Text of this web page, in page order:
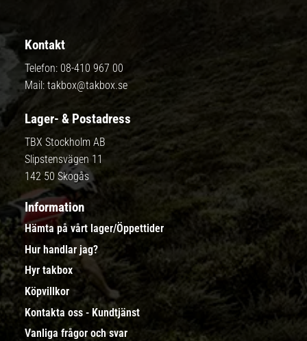
Kontakt
Telefon: 08-410 967 00
Mail: takbox@takbox.se
Lager- & Postadress
TBX Stockholm AB
Slipstensvägen 11
142 50 Skogås
Information
Hämta på vårt lager/Öppettider
Hur handlar jag?
Hyr takbox
Köpvillkor
Kontakta oss - Kundtjänst
Vanliga frågor och svar